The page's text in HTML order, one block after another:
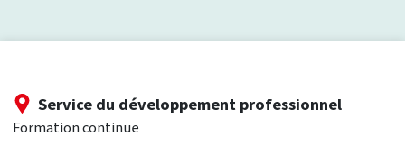
Service du développement professionnel
Formation continue